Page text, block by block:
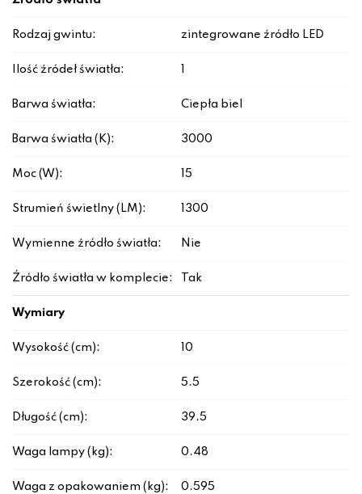
Rodzaj gwintu: zintegrowane źródło LED
Ilość źródeł światła:
Barwa światła: Ciepła biel
Barwa światła (K): 3000
Moc (W): 15
Strumień świetlny (LM): 1300
Wymienne źródło światła: Nie
Źródło światła w komplecie: Tak
Wymiary
Wysokość (cm): 10
Szerokość (cm): 5.5
Długość (cm): 39.5
Waga lampy (kg): 0.48
Waga z opakowaniem (kg): 0.595